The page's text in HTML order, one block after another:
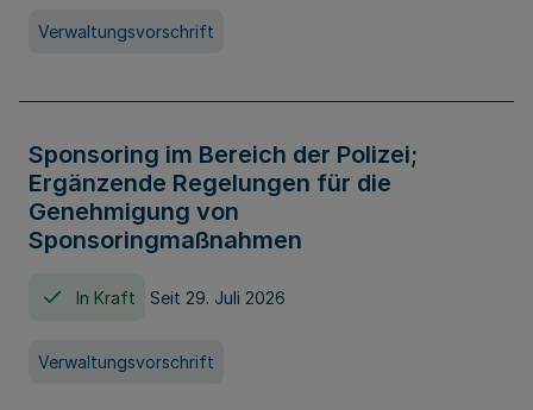
Verwaltungsvorschrift
Sponsoring im Bereich der Polizei;
Ergänzende Regelungen für die
Genehmigung von
Sponsoringmaßnahmen
In Kraft Seit 29. Juli 2026
Verwaltungsvorschrift